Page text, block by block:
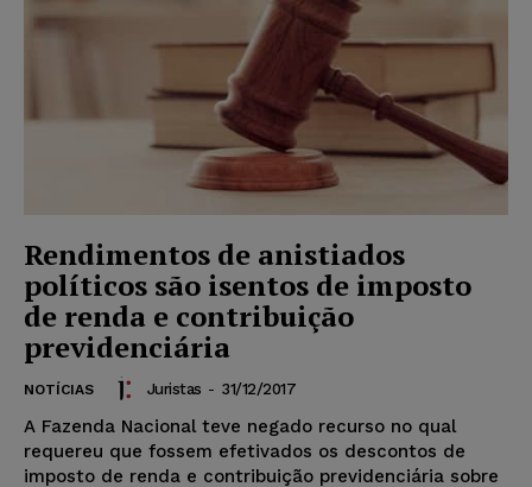
Rendimentos de anistiados
políticos são isentos de imposto
de renda e contribuição
previdenciária
NOTÍCIAS Juristas - 31/12/2017
A Fazenda Nacional teve negado recurso no qual
requereu que fossem efetivados os descontos de
imposto de renda e contribuição previdenciária sobre